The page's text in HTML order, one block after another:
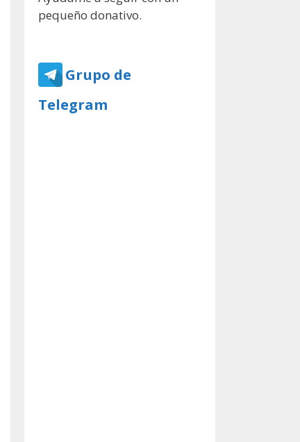
pequeño donativo.
Grupo de
Telegram